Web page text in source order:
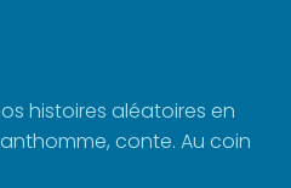
histoires aléatoires en
conte. Au coin